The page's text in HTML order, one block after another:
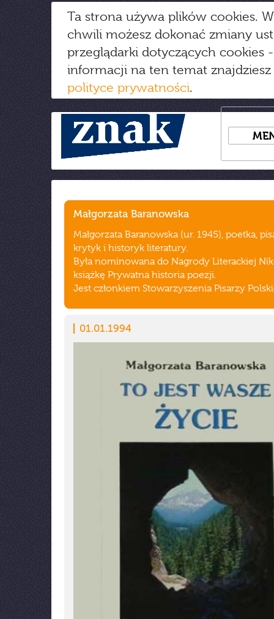
Ta strona używa plików cookies.
chwili możesz dokonać zmiany
przeglądarki dotyczących cookies
informacji na ten temat
polityce prywatności.
Małgorzata Baranowska
Małgorzata Baranowska (ur. 1945), poetka,
krytyk i historyk literatury.
Była nominowana do Nagrody Literackiej
książkę Prywatna historia poezji.
Jest członkiem Stowarzyszenia Pisarzy
01.01.1994